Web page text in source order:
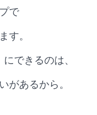
で
す。
できるのは、
があるから。